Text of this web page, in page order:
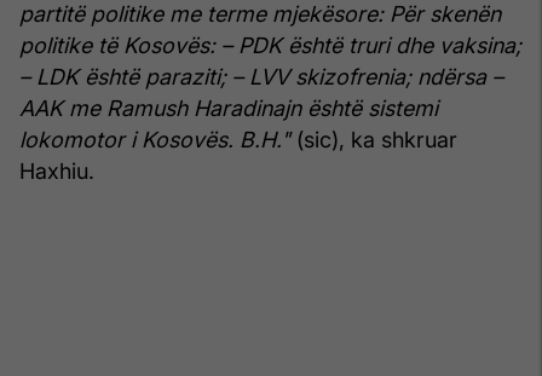
partitë politike me terme mjekësore: Për skenën
politike të Kosovës: – PDK është truri dhe vaksina;
– LDK është paraziti; – LVV skizofrenia; ndërsa –
AAK me Ramush Haradinajn është sistemi
lokomotor i Kosovës. B.H."(sic), ka shkruar
Haxhiu.